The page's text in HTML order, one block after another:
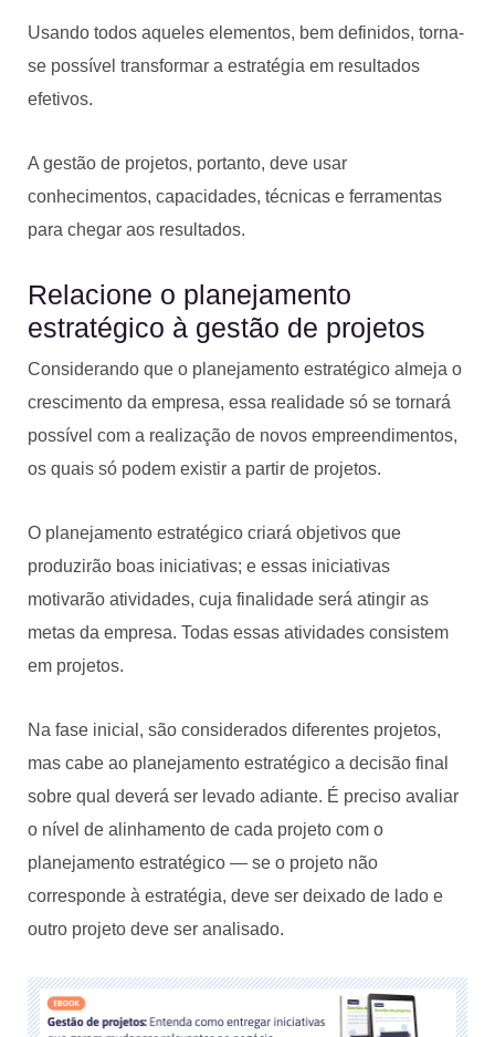
Usando todos aqueles elementos, bem definidos, torna-
se possível transformar a estratégia em resultados
efetivos.
A gestão de projetos, portanto, deve usar
conhecimentos, capacidades, técnicas e ferramentas
para chegar aos resultados.
Relacione o planejamento
estratégico à gestão de projetos
Considerando que o planejamento estratégico almeja o
crescimento da empresa, essa realidade só se tornará
possível com a realização de novos empreendimentos,
os quais só podem existir a partir de projetos.
O planejamento estratégico criará objetivos que
produzirão boas iniciativas; e essas iniciativas
motivarão atividades, cuja finalidade será atingir as
metas da empresa. Todas essas atividades consistem
em projetos.
Na fase inicial, são considerados diferentes projetos,
mas cabe ao planejamento estratégico a decisão final
sobre qual deverá ser levado adiante. É preciso avaliar
o nível de alinhamento de cada projeto com o
planejamento estratégico — se o projeto não
corresponde à estratégia, deve ser deixado de lado e
outro projeto deve ser analisado.